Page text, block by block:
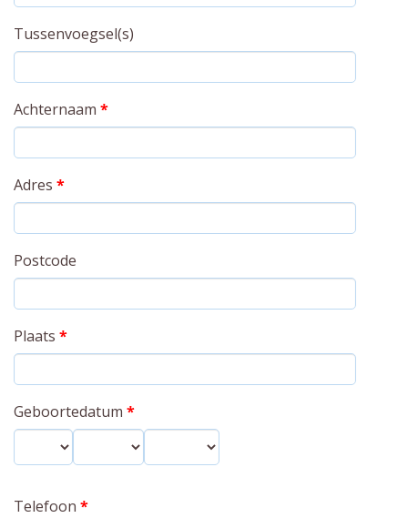
Tussenvoegsel(s)
Achternaam *
Adres *
Postcode
Plaats *
Geboortedatum *
Telefoon *